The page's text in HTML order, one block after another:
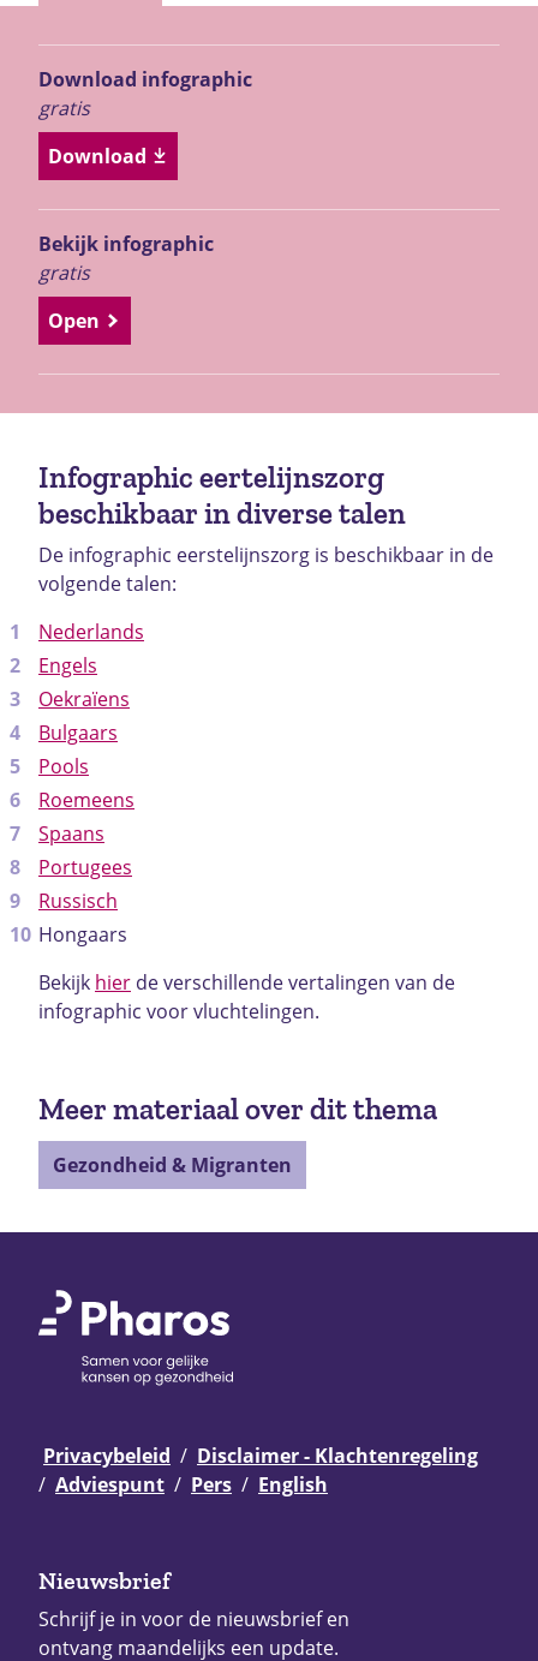
Download infographic
gratis
Download
Bekijk infographic
gratis
Open
Infographic eertelijnszorg
beschikbaar in diverse talen
De infographic eerstelijnszorg is beschikbaar in de
volgende talen:
Nederlands
Engels
Oekraïens
Bulgaars
Pools
Roemeens
Spaans
Portugees
Russisch
Hongaars
Bekijk hier de verschillende vertalingen van de
infographic voor vluchtelingen.
Meer materiaal over dit thema
Gezondheid & Migranten
Privacybeleid
Disclaimer - Klachtenregeling
Adviespunt
Pers English
Nieuwsbrief
Schrijf je in voor de nieuwsbrief en
ontvang maandelijks een update.